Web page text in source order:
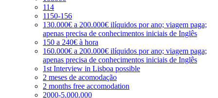
114
1150-156
130.000€ a 200.000€ ilíquidos por ano; viagem paga;
apenas precisa de conhecimentos iniciais de Inglês
150 a 240€ à hora
160.000€ a 200.000€ ilíquidos por ano; viagem paga;
apenas precisa de conhecimentos iniciais de Inglês
1st Interview in Lisboa possible
2 meses de acomodação
2 months free accomodation
2000-5.000.000